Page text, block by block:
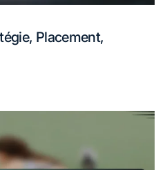
Placement,